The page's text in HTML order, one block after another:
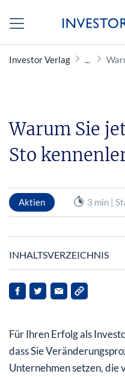
Investor Verlag
Warum Sie
Sto
Aktien 3 min |
INHALTSVERZEICHNIS
Marktführer im Bereich
Für Ihren Erfolg als
dass Sie
Unternehmen setzen, die